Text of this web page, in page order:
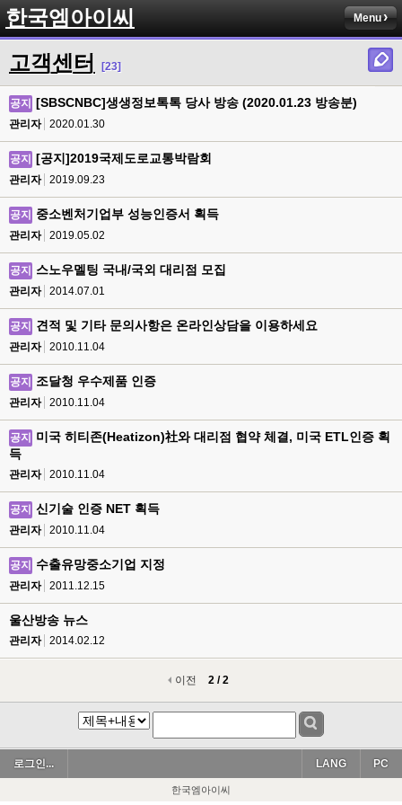
한국엠아이씨 Menu
고객센터 [23]
공지 [SBSCNBC]생생정보톡톡 당사 방송 (2020.01.23 방송분)
관리자 2020.01.30
공지 [공지]2019국제도로교통박람회
관리자 2019.09.23
공지 중소벤처기업부 성능인증서 획득
관리자 2019.05.02
공지 스노우멜팅 국내/국외 대리점 모집
관리자 2014.07.01
공지 견적 및 기타 문의사항은 온라인상담을 이용하세요
관리자 2010.11.04
공지 조달청 우수제품 인증
관리자 2010.11.04
공지
미국 히티존(Heatizon)社와 대리점 협약 체결, 미국 ETL인증 획
득
관리자 2010.11.04
공지 신기술 인증 NET 획득
관리자 2010.11.04
공지 수출유망중소기업 지정
관리자 2011.12.15
울산방송 뉴스
관리자 2014.02.12
이전 2 / 2
로그인... PC
LANG
한국엠아이씨